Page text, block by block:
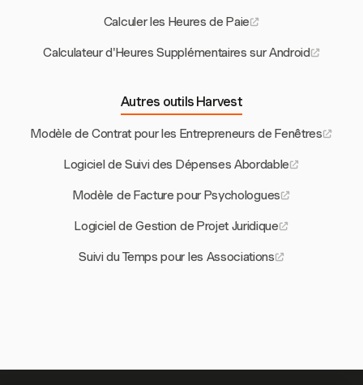
Calculer les Heures de Paie
Calculateur d'Heures Supplémentaires sur Android
Autres outils Harvest
Modèle de Contrat pour les Entrepreneurs de Fenêtres
Logiciel de Suivi des Dépenses Abordable
Modèle de Facture pour Psychologues
Logiciel de Gestion de Projet Juridique
Suivi du Temps pour les Associations